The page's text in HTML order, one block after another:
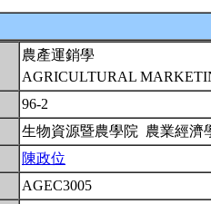
農產運銷學
AGRICULTURAL
96-2
生物資源暨農學院 農業經
陳政位
AGEC3005